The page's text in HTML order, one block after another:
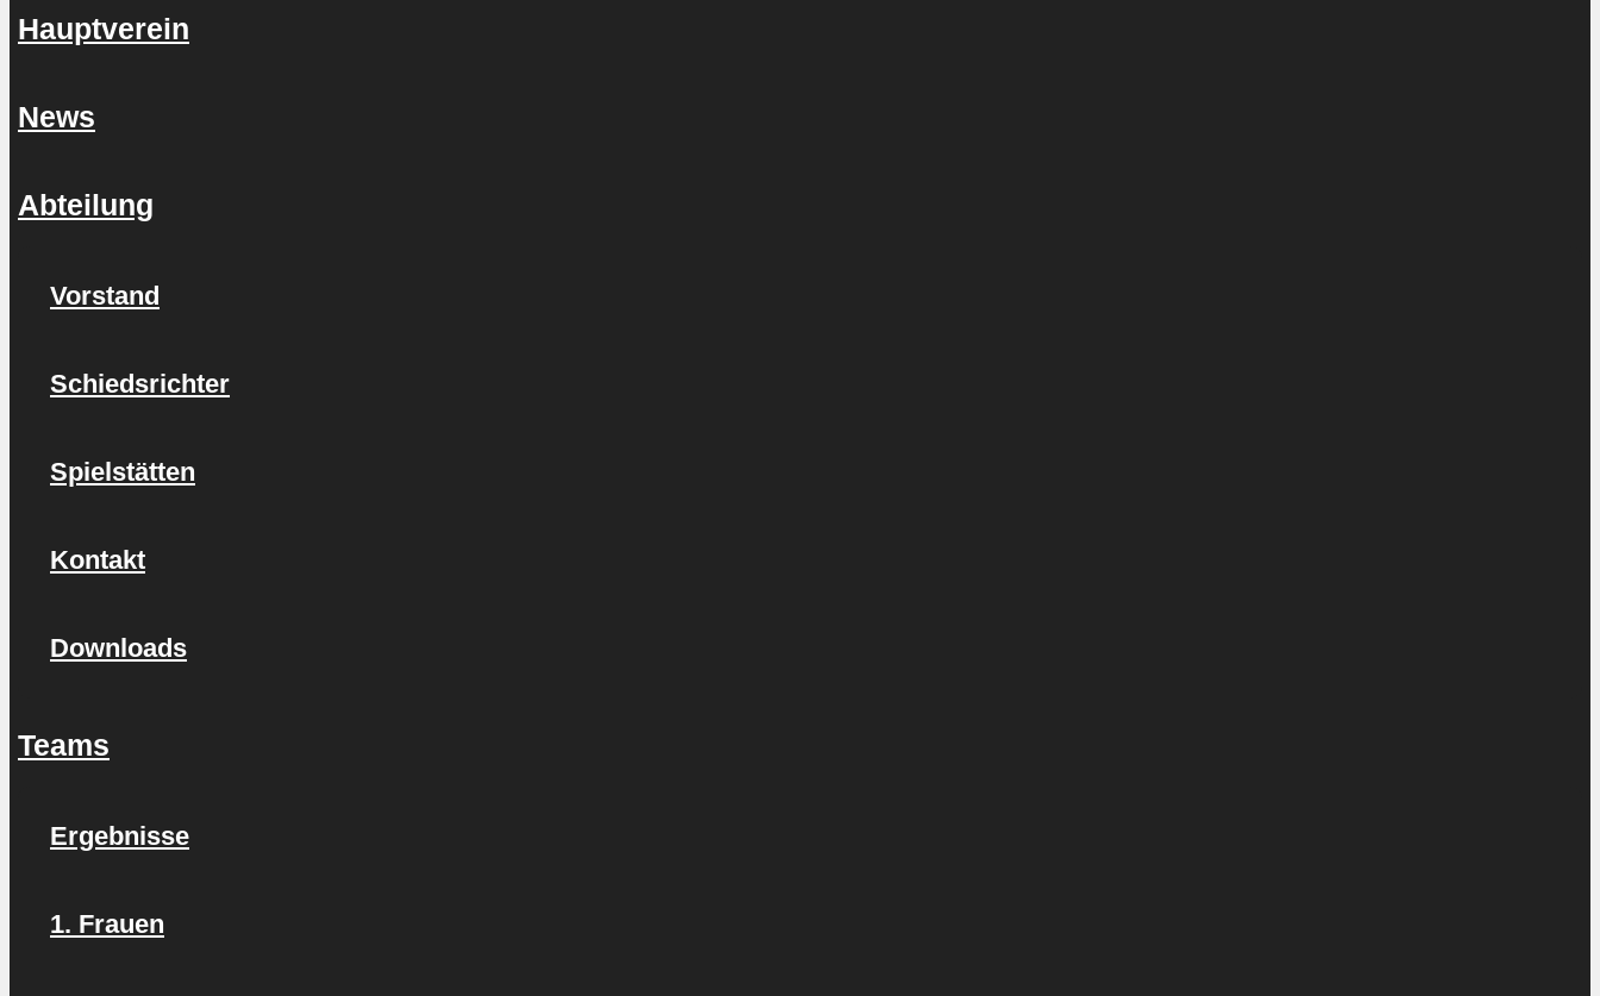
Hauptverein
News
Abteilung
Vorstand
Schiedsrichter
Spielstätten
Kontakt
Downloads
Teams
Ergebnisse
1. Frauen